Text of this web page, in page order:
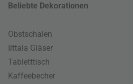
Beliebte Dekorationen
Obstschalen
Iittala Gläser
Tabletttisch
Kaffeebecher